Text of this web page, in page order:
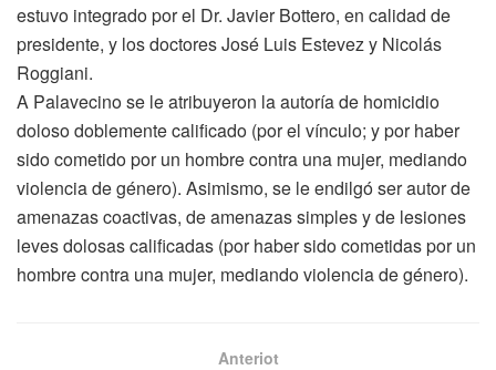
estuvo integrado por el Dr. Javier Bottero, en calidad de
presidente, y los doctores José Luis Estevez y Nicolás
Roggiani.
A Palavecino se le atribuyeron la autoría de homicidio
doloso doblemente calificado (por el vínculo; y por haber
sido cometido por un hombre contra una mujer, mediando
violencia de género). Asimismo, se le endilgó ser autor de
amenazas coactivas, de amenazas simples y de lesiones
leves dolosas calificadas (por haber sido cometidas por un
hombre contra una mujer, mediando violencia de género).
Anteriot